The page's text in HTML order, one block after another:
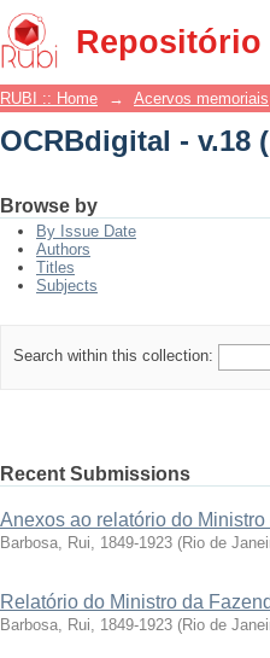
Repositório
OCRBdigital - v.18
RUBI :: Home → Acervos memoriais
OCRBdigital - v.18
Browse by
By Issue Date
Authors
Titles
Subjects
Search within this collection:
Recent Submissions
Anexos ao relatório do
Barbosa, Rui, 1849-1923 (Rio de
Relatório do Ministro da
Barbosa, Rui, 1849-1923 (Rio de